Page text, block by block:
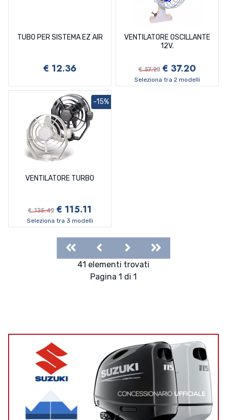
TUBO PER SISTEMA EZ AIR
€ 12.36
VENTILATORE OSCILLANTE
12V.
€ 57.23 € 37.20
Seleziona tra 2 modelli
VENTILATORE TURBO
€ 135.42 € 115.11
-15%
Seleziona tra 3 modelli
FirstPrevious
41 elementi trovati
Pagina 1 di 1
NextLast